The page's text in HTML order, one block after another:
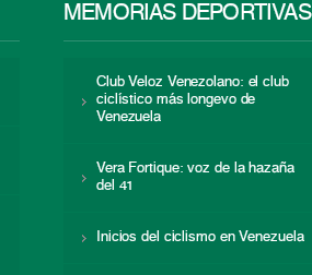
MEMORIAS DEPORTIVAS
Club Veloz Venezolano: el club
ciclístico más longevo de
Venezuela
Vera Fortique: voz de la hazaña
del 41
Inicios del ciclismo en Venezuela